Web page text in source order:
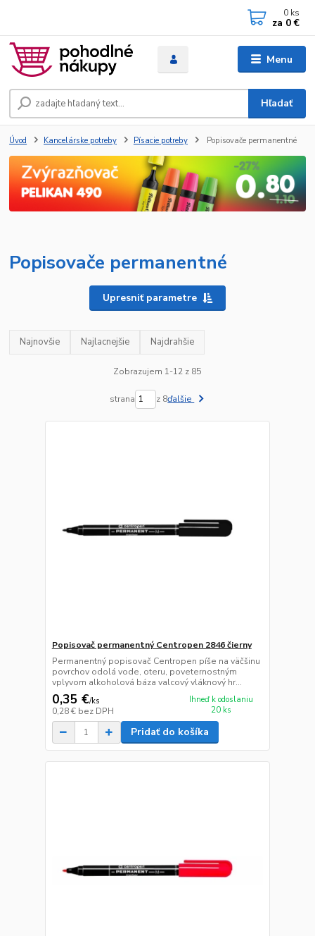
Menu
Hľadať
0 ks
za 0 €
Úvod Kancelárske potreby Písacie potreby Popisovače permanentné
Popisovače permanentné
Upresniť parametre
Najnovšie Najlacnejšie Najdrahšie
Zobrazujem 1-12 z 85
strana z 8ďalšie
Popisovač permanentný Centropen 2846 čierny
Permanentný popisovač Centropen píše na väčšinu
povrchov odolá vode, oteru, poveternostným
vplyvom alkoholová báza valcový vláknový hr...
0,35 €/ks
0,28 € bez DPH
Ihneď k odoslaniu
20 ks
Pridať do košíka